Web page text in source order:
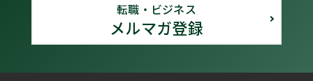
転職・ビジネス
メルマガ登録